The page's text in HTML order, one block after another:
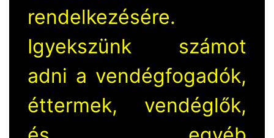
rendelkezésére.
Igyekszünk számot
adni a vendégfogadók,
éttermek, vendéglők,